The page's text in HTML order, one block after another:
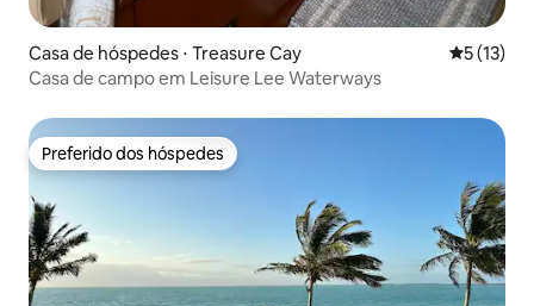
Casa de hóspedes ⋅ Treasure Cay 5 de uma
5 (13)
Casa de campo em Leisure Lee Waterways
Preferido dos hóspedes
Preferido dos hóspedes